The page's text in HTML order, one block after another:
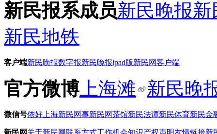
新民报系成员新民晚报新
新民地铁
客户端新民晚报数字报新民晚报ipad版新民网客户端
官方微博 上海滩 新民晚
微信号侬好上海新民网事新民网茶馆新民法谭新民体育新民金
新民网关于新民网联系方式工作机会知识产权声明友情链接新